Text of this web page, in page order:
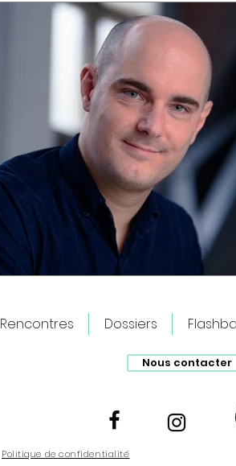
Rencontres Dossiers
Nous contacter
Politique de confidentialité